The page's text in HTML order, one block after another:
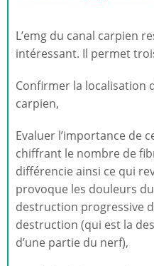
L’emg du canal carpien
intéressant. Il permet
Confirmer la localisation
carpien,
Evaluer l’importance de
chiffrant le nombre de
différencie ainsi ce qui
provoque les douleurs
destruction progressive
destruction (qui est la
d’une partie du nerf),